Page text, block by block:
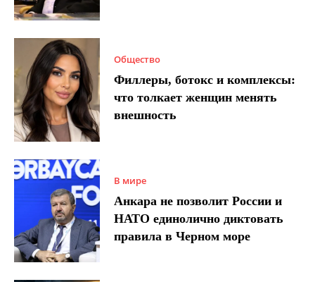
Общество
Филлеры, ботокс и комплексы:
что толкает женщин менять
внешность
В мире
Анкара не позволит России и
НАТО единолично диктовать
правила в Черном море